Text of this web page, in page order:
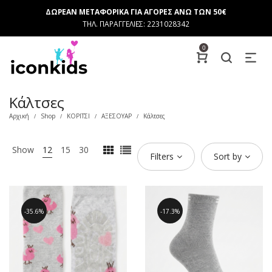
ΔΩΡΕΑΝ ΜΕΤΑΦΟΡΙΚΑ ΓΙΑ ΑΓΟΡΕΣ ΑΝΩ ΤΩΝ 50€
ΤΗΛ. ΠΑΡΑΓΓΕΛΙΕΣ: 2231028342
0
Κάλτσες
Αρχική / Shop / ΚΟΡΙΤΣΙ / ΑΞΕΣΟΥΑΡ / Κάλτσες
Show 12 15 30
Filters Sort by
35.6% 17.3%